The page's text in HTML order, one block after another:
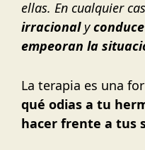
ellas. En cualquier
irracionaly
empeoran la
La terapia es una
qué odias a tu
hacer frente a tus